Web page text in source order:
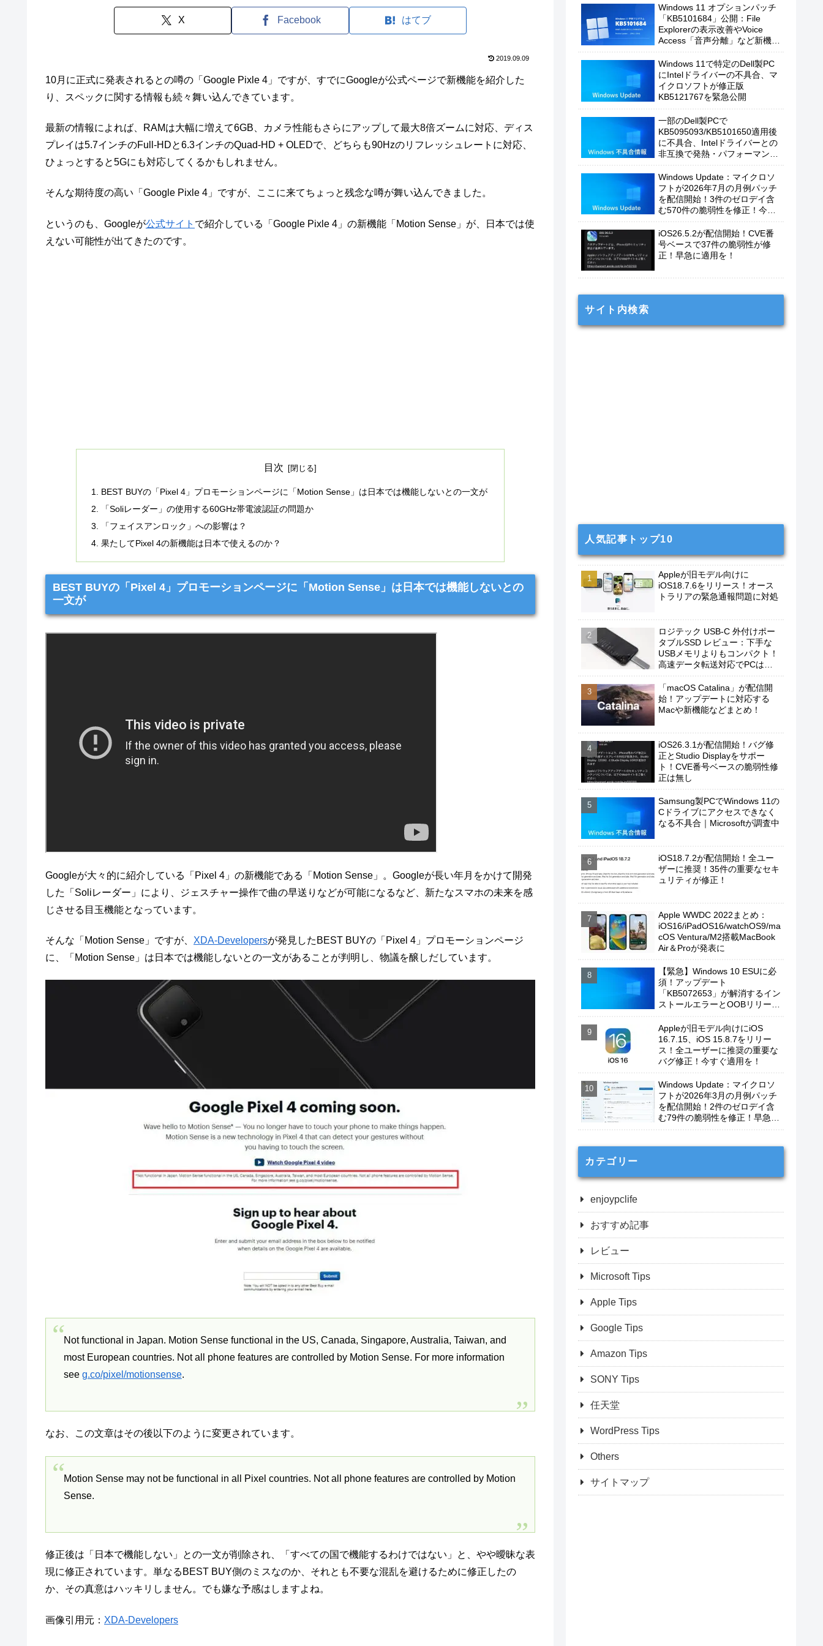
X Facebook はてブ
2019.09.09
10月に正式に発表されるとの噂の「Google Pixle 4」ですが、すでにGoogleが公式ページで新機能を紹介した
り、スペックに関する情報も続々舞い込んできています。
最新の情報によれば、RAMは大幅に増えて6GB、カメラ性能もさらにアップして最大8倍ズームに対応、ディス
プレイは5.7インチのFull-HDと6.3インチのQuad-HD + OLEDで、どちらも90Hzのリフレッシュレートに対応、
ひょっとすると5Gにも対応してくるかもしれません。
そんな期待度の高い「Google Pixle 4」ですが、ここに来てちょっと残念な噂が舞い込んできました。
というのも、Googleが公式サイト で紹介している「Google Pixle 4」の新機能「Motion Sense」が、日本では使
えない可能性が出てきたのです。
目次
BEST BUYの「Pixel 4」プロモーションページに「Motion Sense」は日本では機能しないとの一文が
「Soliレーダー」の使用する60GHz帯電波認証の問題か
「フェイスアンロック」への影響は？
果たしてPixel 4の新機能は日本で使えるのか？
BEST BUYの「Pixel 4」プロモーションページに「Motion Sense」は日本では機能しないとの
一文が
Googleが大々的に紹介している「Pixel 4」の新機能である「Motion Sense」。Googleが長い年月をかけて開発
した「Soliレーダー」により、ジェスチャー操作で曲の早送りなどが可能になるなど、新たなスマホの未来を感
じさせる目玉機能となっています。
そんな「Motion Sense」ですが、 XDA-Developersが発見したBEST BUYの「Pixel 4」プロモーションページ
に、「Motion Sense」は日本では機能しないとの一文があることが判明し、物議を醸しだしています。
Not functional in Japan. Motion Sense functional in the US, Canada, Singapore, Australia, Taiwan, and
most European countries. Not all phone features are controlled by Motion Sense. For more information
see g.co/pixel/motionsense.
なお、この文章はその後以下のように変更されています。
Motion Sense may not be functional in all Pixel countries. Not all phone features are controlled by Motion
Sense.
修正後は「日本で機能しない」との一文が削除され、「すべての国で機能するわけではない」と、やや曖昧な表
現に修正されています。単なるBEST BUY側のミスなのか、それとも不要な混乱を避けるために修正したの
か、その真意はハッキリしません。でも嫌な予感はしますよね。
画像引用元： XDA-Developers
Windows 11 オプションパッチ
「KB5101684」公開：File
Explorerの表示改善やVoice
Access「音声分離」など新機能
Windows 11で特定のDell製PC
にIntelドライバーの不具合、マ
イクロソフトが修正版
KB5121767を緊急公開
一部のDell製PCで
KB5095093/KB5101650適用後
に不具合、Intelドライバーとの
非互換で発熱・パフォーマンス
Windows Update：マイクロソ
フトが2026年7月の月例パッチ
を配信開始！3件のゼロデイ含
む570件の脆弱性を修正！今す
iOS26.5.2が配信開始！CVE番
号ベースで37件の脆弱性が修
正！早急に適用を！
サイト内検索
人気記事トップ10
Appleが旧モデル向けに
iOS18.7.6をリリース！オース
トラリアの緊急通報問題に対処
ロジテック USB-C 外付けポー
タブルSSD レビュー：下手な
USBメモリよりもコンパクト！
高速データ転送対応でPCは勿
もおすすめ！
「macOS Catalina」が配信開
始！アップデートに対応する
Macや新機能などまとめ！
iOS26.3.1が配信開始！バグ修
正とStudio Displayをサポー
ト！CVE番号ベースの脆弱性修
正は無し
Samsung製PCでWindows 11の
Cドライブにアクセスできなく
なる不具合｜Microsoftが調査中
iOS18.7.2が配信開始！全ユー
ザーに推奨！35件の重要なセキ
ュリティが修正！
Apple WWDC 2022まとめ：
iOS16/iPadOS16/watchOS9/ma
cOS Ventura/M2搭載MacBook
Air＆Proが発表に
【緊急】Windows 10 ESUに必
須！アップデート
「KB5072653」が解消するイン
ストールエラーとOOBリリース
Appleが旧モデル向けにiOS
16.7.15、iOS 15.8.7をリリー
ス！全ユーザーに推奨の重要な
バグ修正！今すぐ適用を！
Windows Update：マイクロソ
フトが2026年3月の月例パッチ
を配信開始！2件のゼロデイ含
む79件の脆弱性を修正！早急に
カテゴリー
enjoypclife
おすすめ記事
レビュー
Microsoft Tips
Apple Tips
Google Tips
Amazon Tips
SONY Tips
任天堂
WordPress Tips
Others
サイトマップ